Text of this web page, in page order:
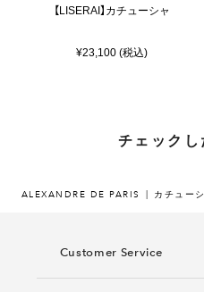
【LISERAI】カチューシャ
¥23,100 (税込)
チェック
ALEXANDRE DE PARIS カチュー
Customer Service